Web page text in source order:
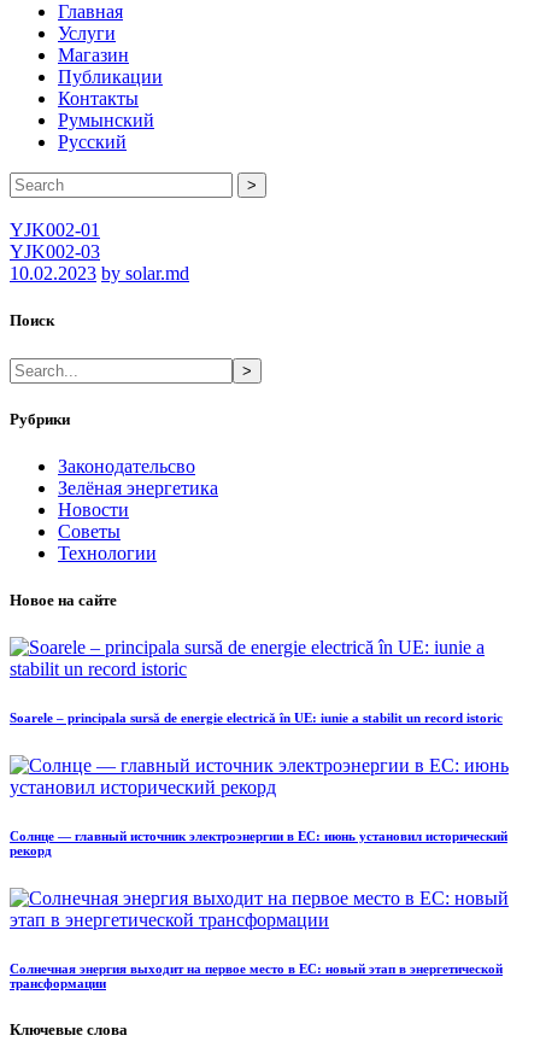
Главная
Услуги
Магазин
Публикации
Контакты
Румынский
Русский
>
YJK002-01
YJK002-03
10.02.2023 by solar.md
Поиск
>
Рубрики
Законодательсво
Зелёная энергетика
Новости
Советы
Технологии
Новое на сайте
Soarele – principala sursă de energie electrică în UE: iunie a stabilit un record istoric
Солнце — главный источник электроэнергии в ЕС: июнь установил исторический
рекорд
Солнечная энергия выходит на первое место в ЕС: новый этап в энергетической
трансформации
Ключевые слова